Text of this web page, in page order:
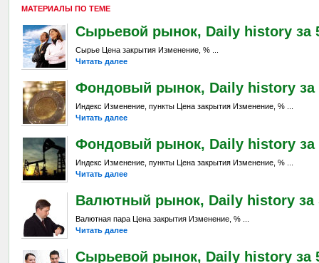
МАТЕРИАЛЫ ПО ТЕМЕ
Сырьевой рынок, Daily history за 5
Сырье Цена закрытия Изменение, % ...
Читать далее
Фондовый рынок, Daily history за
Индекс Изменение, пункты Цена закрытия Изменение, % ...
Читать далее
Фондовый рынок, Daily history за
Индекс Изменение, пункты Цена закрытия Изменение, % ...
Читать далее
Валютный рынок, Daily history за
Валютная пара Цена закрытия Изменение, % ...
Читать далее
Сырьевой рынок, Daily history за